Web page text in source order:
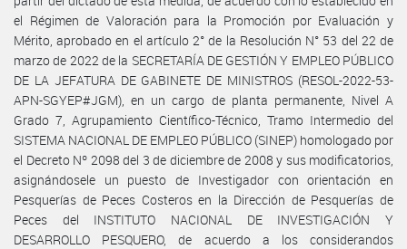
el Régimen de Valoración para la Promoción por Evaluación y
Mérito, aprobado en el artículo 2° de la Resolución N° 53 del 22 de
marzo de 2022 de la SECRETARÍA DE GESTIÓN Y EMPLEO PÚBLICO
DE LA JEFATURA DE GABINETE DE MINISTROS (RESOL-2022-53-
APN-SGYEP#JGM), en un cargo de planta permanente, Nivel A
Grado 7, Agrupamiento Científico-Técnico, Tramo Intermedio del
SISTEMA NACIONAL DE EMPLEO PÚBLICO (SINEP) homologado por
el Decreto Nº 2098 del 3 de diciembre de 2008 y sus modificatorios,
asignándosele un puesto de Investigador con orientación en
Pesquerías de Peces Costeros en la Dirección de Pesquerías de
Peces del INSTITUTO NACIONAL DE INVESTIGACIÓN Y
DESARROLLO PESQUERO, de acuerdo a los considerandos